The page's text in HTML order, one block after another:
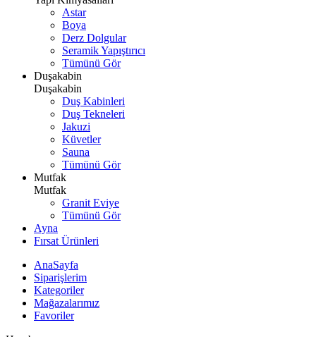
Astar
Boya
Derz Dolgular
Seramik Yapıştırıcı
Tümünü Gör
Duşakabin
Duşakabin
Duş Kabinleri
Duş Tekneleri
Jakuzi
Küvetler
Sauna
Tümünü Gör
Mutfak
Mutfak
Granit Eviye
Tümünü Gör
Ayna
Fırsat Ürünleri
AnaSayfa
Siparişlerim
Kategoriler
Mağazalarımız
Favoriler